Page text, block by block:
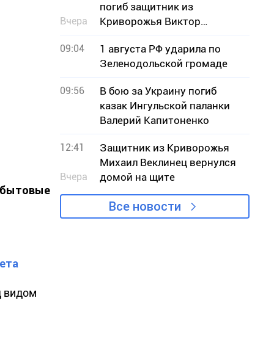
бытовые
видом
Вчера
погиб защитник из
Криворожья Виктор
Кашлевский
09:04
1 августа РФ ударила по
Зеленодольской громаде
09:56
В бою за Украину погиб
казак Ингульской паланки
Валерий Капитоненко
12:41
Вчера
Защитник из Криворожья
Михаил Веклинец вернулся
домой на щите
Все новости